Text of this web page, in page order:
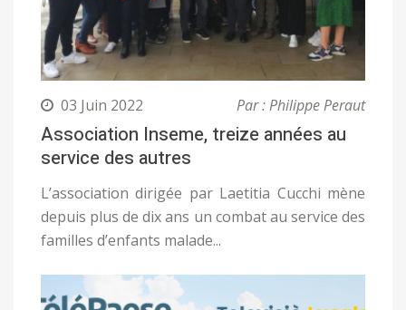
03 Juin 2022 Par : Philippe Peraut
Association Inseme, treize années au
service des autres
L’association dirigée par Laetitia Cucchi mène
depuis plus de dix ans un combat au service des
familles d’enfants malade...